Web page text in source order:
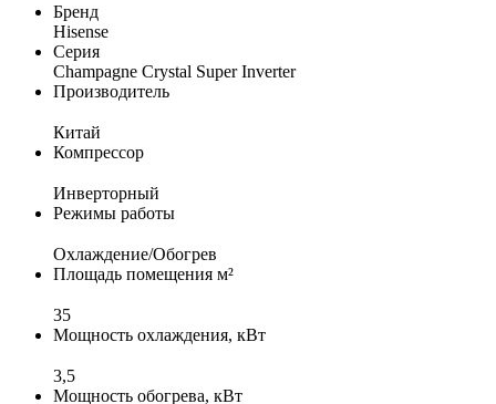
Бренд
Hisense
Серия
Champagne Crystal Super Inverter
Производитель
Китай
Компрессор
Инверторный
Режимы работы
Охлаждение/Обогрев
Площадь помещения м²
35
Мощность охлаждения, кВт
3,5
Мощность обогрева, кВт